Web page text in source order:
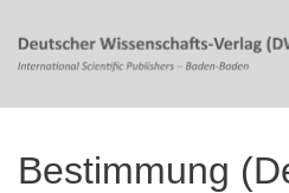
Bestimmung